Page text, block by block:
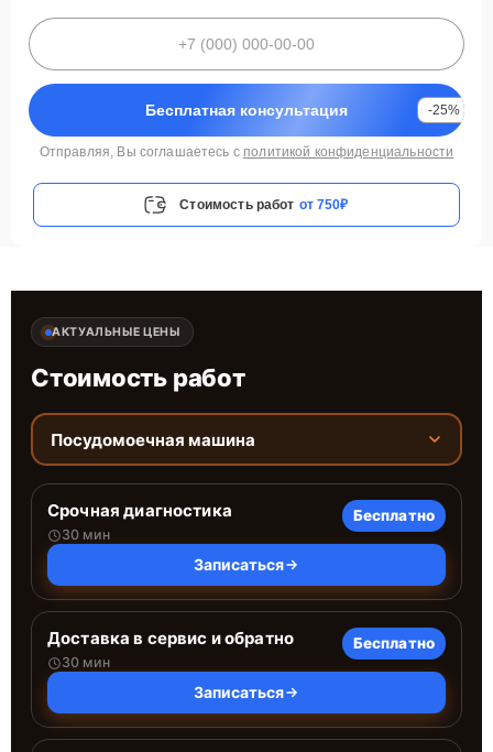
Бесплатная консультация -25%
Отправляя, Вы соглашаетесь с политикой конфиденциальности
Стоимость работ от 750₽
АКТУАЛЬНЫЕ ЦЕНЫ
Стоимость работ
Посудомоечная машина
Срочная диагностика
30 мин
Бесплатно
Записаться
Доставка в сервис и обратно
30 мин
Бесплатно
Записаться